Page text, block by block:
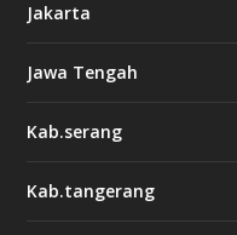
Jakarta
Jawa Tengah
Kab.serang
Kab.tangerang